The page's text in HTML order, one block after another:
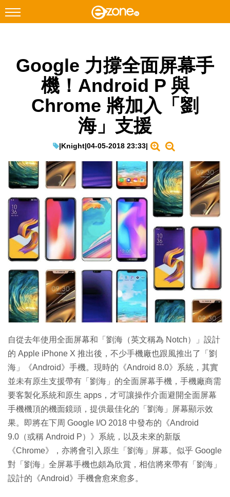
Facebook Instagram
網絡生活
EduTech
IT Times
生成式AI與雲端應用
Enterprise Digital Transformation
特集
Google 力撐全面屏幕手
機！Android P 與
Chrome 將加入「劉
海」支援
|Knight|04-05-2018 23:33|
自從去年使用全面屏幕和「劉海（英文稱為 Notch）」設計
的 Apple iPhone X 推出後，不少手機廠也跟風推出了「劉
海」《Android》手機。現時的《Android 8.0》系統，其實
並未有原生支援帶有「劉海」的全面屏幕手機，手機廠商需
要客製化系統和原生 apps，才可讓操作介面避開全面屏幕
手機機頂的機面鏡頭，提供最佳化的「劉海」屏幕顯示效
果。即將在下周 Google I/O 2018 中發布的《Android
9.0（或稱 Android P）》系統，以及未來的新版
《Chrome》，亦將會引入原生「劉海」屏幕。似乎 Google
對「劉海」全屏幕手機也頗為欣賞，相信將來帶有「劉海」
設計的《Android》手機會愈來愈多。